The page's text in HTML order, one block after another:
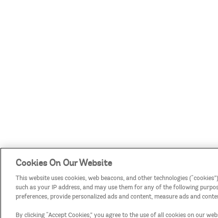
Cookies On Our Website
This website uses cookies, web beacons, and other technologies
such as your IP address, and may use them for any of the following
preferences, provide personalized ads and content, measure ads and
By clicking “Accept Cookies,” you agree to the use of all cookies on our